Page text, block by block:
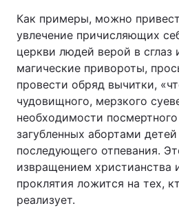
Как примеры, можно
увлечение причисляющих
церкви людей верой в сглаз
магические привороты,
провести обряд вычитки,
чудовищного, мерзкого
необходимости
загубленных абортами
последующего отпевания.
извращением
проклятия ложится на тех,
реализует.